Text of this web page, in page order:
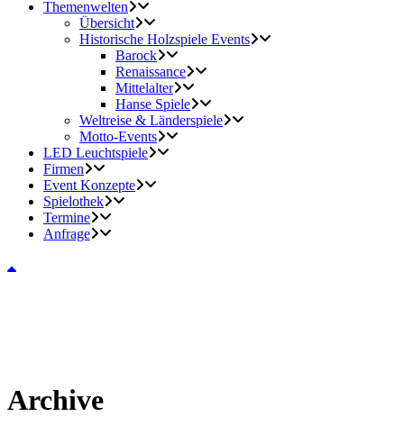
Themenwelten
Übersicht
Historische Holzspiele Events
Barock
Renaissance
Mittelalter
Hanse Spiele
Weltreise & Länderspiele
Motto-Events
LED Leuchtspiele
Firmen
Event Konzepte
Spielothek
Termine
Anfrage
Archive